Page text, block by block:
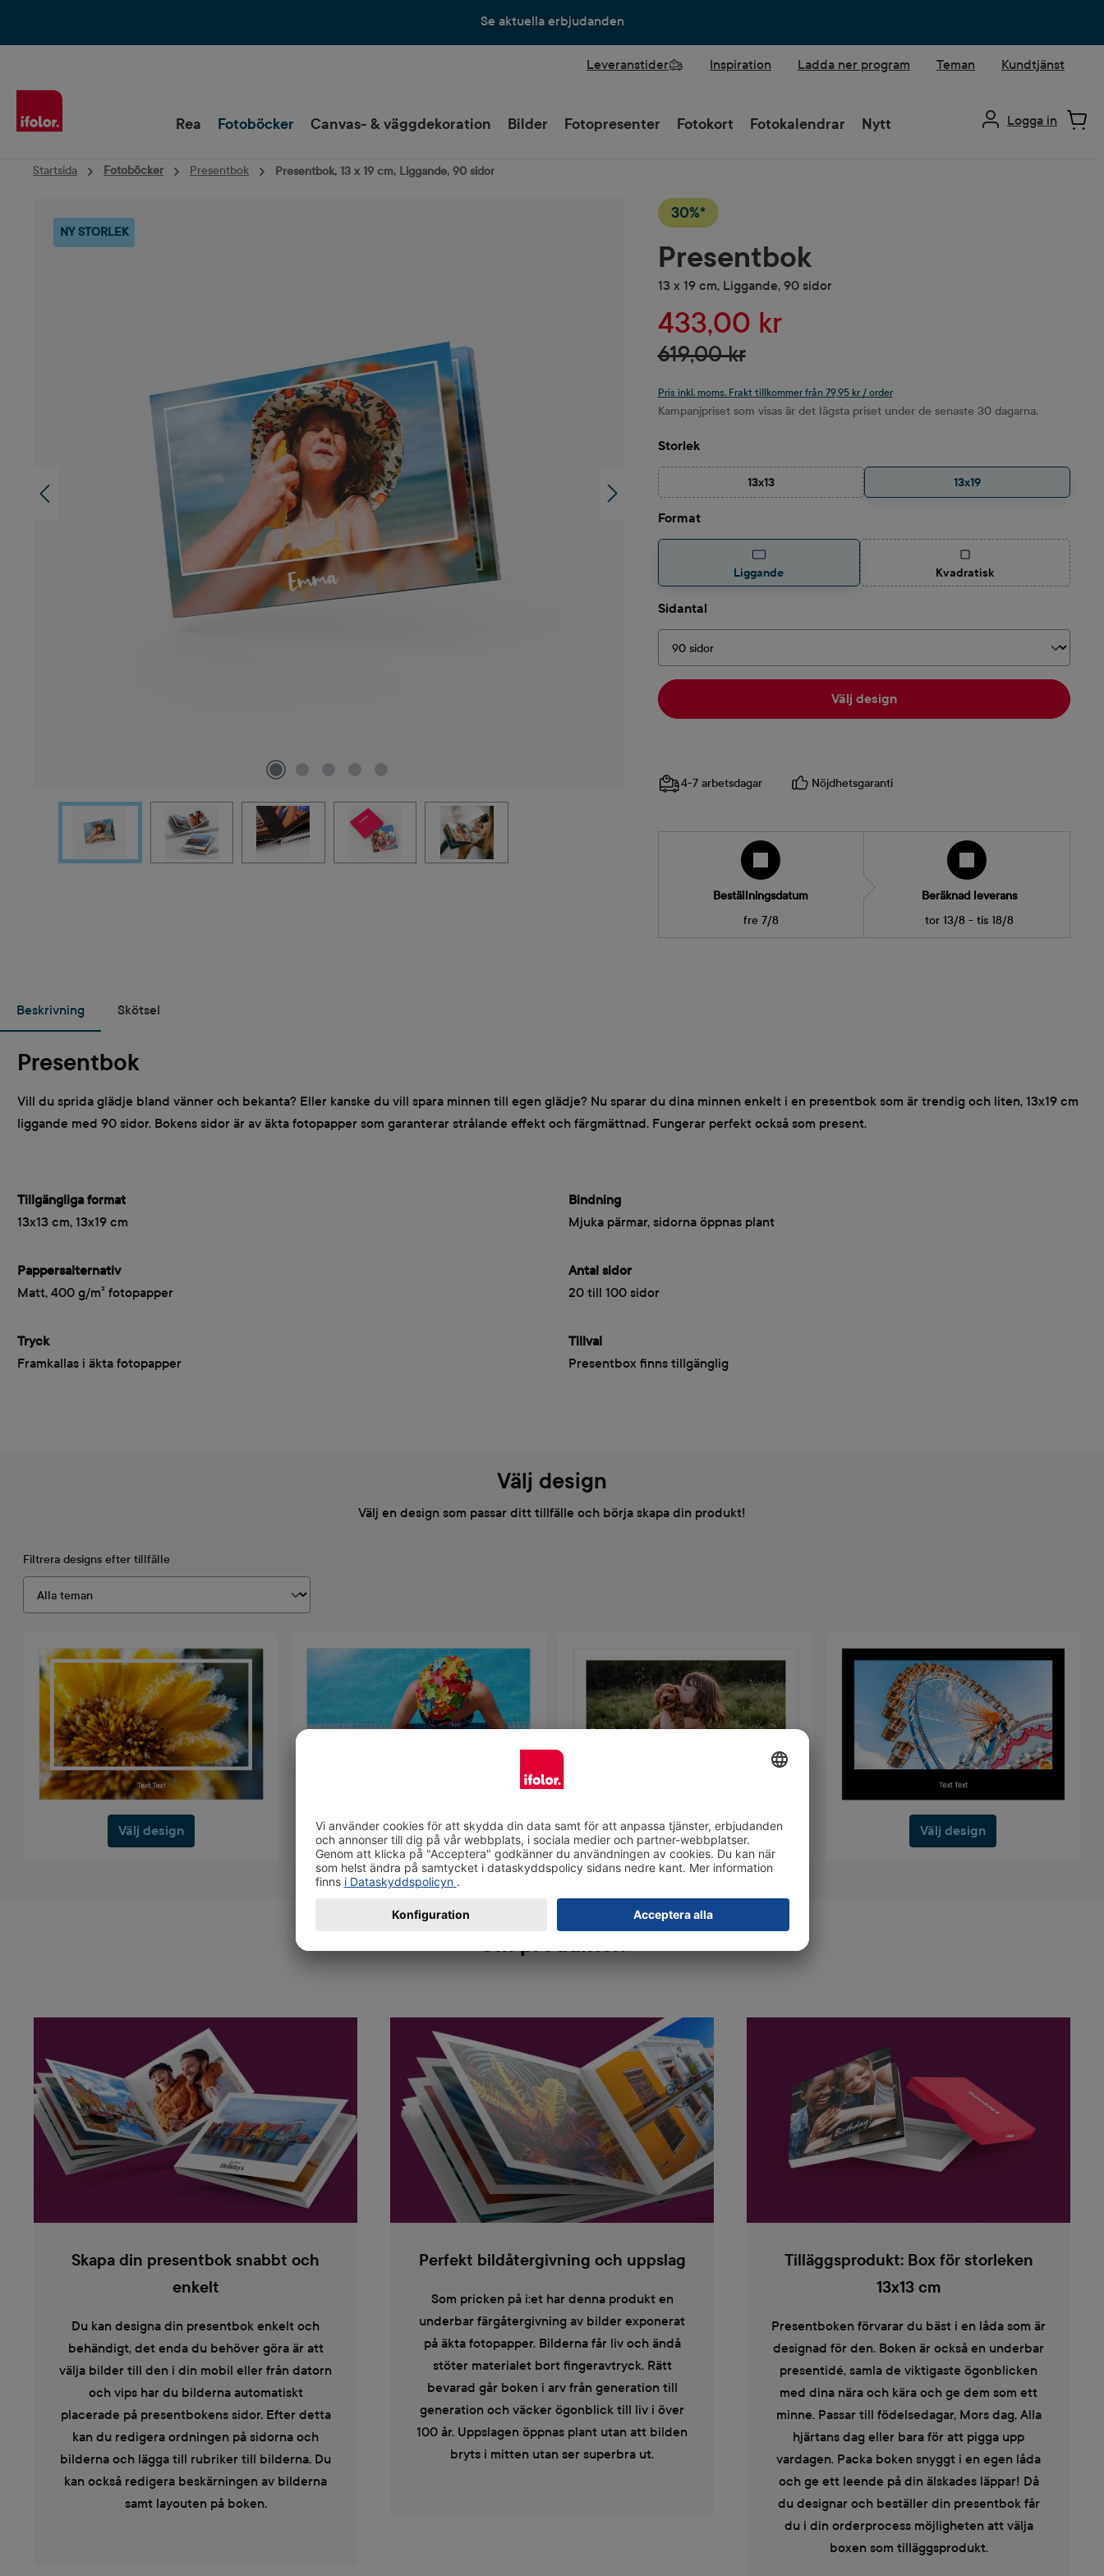
Se aktuella erbjudanden
Leveranstider Inspiration Ladda ner program Teman Kundtjänst
Rea Fotoböcker Canvas- & väggdekoration Bilder Fotopresenter Fotokort Fotokalendrar Nytt Logga in
Startsida Fotoböcker Presentbok Presentbok, 13 x 19 cm, Liggande, 90 sidor
NY STORLEK
30%*
Presentbok
13 x 19 cm, Liggande, 90 sidor
433,00 kr
619,00 kr
Pris inkl. moms. Frakt tillkommer från 79,95 kr / order
Kampanjpriset som visas är det lägsta priset under de senaste 30 dagarna.
Välj
Storlek
13x13
(Det här alternativet är för närvarande inte tillgängligt.)
13x19
Välj
Format
Liggande Kvadratisk(Det här alternativet är för
Välj
Sidantal
Välj design
4-7 arbetsdagar Nöjdhetsgaranti
Beställningsdatum
fre 7/8
Beräknad leverans
tor 13/8 - tis 18/8
Beskrivning Skötsel
Presentbok
Vill du sprida glädje bland vänner och bekanta? Eller kanske du vill spara minnen till egen glädje? Nu sparar du dina minnen enkelt i en presentbok som är trendig och liten, 13x19 cm
liggande med 90 sidor. Bokens sidor är av äkta fotopapper som garanterar strålande effekt och färgmättnad. Fungerar perfekt också som present.
Tillgängliga format
13x13 cm, 13x19 cm
Pappersalternativ
Matt, 400 g/m² fotopapper
Tryck
Framkallas i äkta fotopapper
Bindning
Mjuka pärmar, sidorna öppnas plant
Antal sidor
20 till 100 sidor
Tillval
Presentbox finns tillgänglig
Välj design
Välj en design som passar ditt tillfälle och börja skapa din produkt!
Filtrera designs efter tillfälle
Välj design Välj design Välj design Välj design
Om produkten
Skapa din presentbok snabbt och
enkelt
Du kan designa din presentbok enkelt och
behändigt, det enda du behöver göra är att
välja bilder till den i din mobil eller från datorn
och vips har du bilderna automatiskt
placerade på presentbokens sidor. Efter detta
kan du redigera ordningen på sidorna och
bilderna och lägga till rubriker till bilderna. Du
kan också redigera beskärningen av bilderna
samt layouten på boken.
Perfekt bildåtergivning och uppslag
Som pricken på i:et har denna produkt en
underbar färgåtergivning av bilder exponerat
på äkta fotopapper. Bilderna får liv och ändå
stöter materialet bort fingeravtryck. Rätt
bevarad går boken i arv från generation till
generation och väcker ögonblick till liv i över
100 år. Uppslagen öppnas plant utan att bilden
bryts i mitten utan ser superbra ut.
Tilläggsprodukt: Box för storleken
13x13 cm
Presentboken förvarar du bäst i en låda som är
designad för den. Boken är också en underbar
presentidé, samla de viktigaste ögonblicken
med dina nära och kära och ge dem som ett
minne. Passar till födelsedagar, Mors dag, Alla
hjärtans dag eller bara för att pigga upp
vardagen. Packa boken snyggt i en egen låda
och ge ett leende på din älskades läppar! Då
du designar och beställer din presentbok får
du i din orderprocess möjligheten att välja
boxen som tilläggsprodukt.